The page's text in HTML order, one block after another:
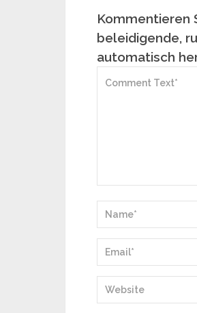
Kommentieren
beleidigende,
automatisch